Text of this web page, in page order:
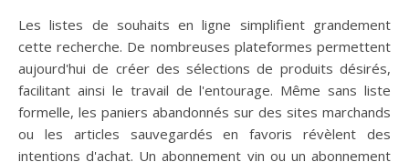
Les listes de souhaits en ligne simplifient grandement
cette recherche. De nombreuses plateformes permettent
aujourd'hui de créer des sélections de produits désirés,
facilitant ainsi le travail de l'entourage. Même sans liste
formelle, les paniers abandonnés sur des sites marchands
ou les articles sauvegardés en favoris révèlent des
intentions d'achat. Un abonnement vin ou un abonnement